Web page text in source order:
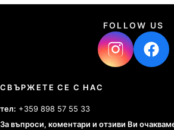
FOLLOW US
СВЪРЖЕТЕ СЕ С НАС
тел: +359 898 57 55 33
За въпроси, коментари и отзиви Ви